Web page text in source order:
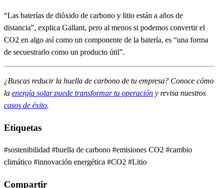
“Las baterías de dióxido de carbono y litio están a años de
distancia”, explica Gallant, pero al menos si podemos convertir el
CO2 en algo así como un componente de la batería, es “una forma
de secuestrarlo como un producto útil”.
¿Buscas reducir la huella de carbono de tu empresa? Conoce cómo
la energía solar puede transformar tu operación y revisa nuestros
casos de éxito.
Etiquetas
#sostenibilidad #huella de carbono #emisiones CO2 #cambio
climático #innovación energética #CO2 #Litio
Compartir